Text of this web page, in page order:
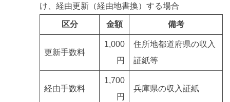
け、経由更新（経由地書換）する場合
区分 金額 備考
更新手数料
1,000
円
住所地都道府県の収入
証紙等
経由手数料
1,700
円
兵庫県の収入証紙